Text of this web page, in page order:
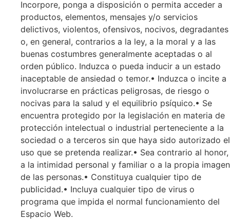
Incorpore, ponga a disposición o permita acceder a
productos, elementos, mensajes y/o servicios
delictivos, violentos, ofensivos, nocivos, degradantes
o, en general, contrarios a la ley, a la moral y a las
buenas costumbres generalmente aceptadas o al
orden público. Induzca o pueda inducir a un estado
inaceptable de ansiedad o temor.• Induzca o incite a
involucrarse en prácticas peligrosas, de riesgo o
nocivas para la salud y el equilibrio psíquico.• Se
encuentra protegido por la legislación en materia de
protección intelectual o industrial perteneciente a la
sociedad o a terceros sin que haya sido autorizado el
uso que se pretenda realizar.• Sea contrario al honor,
a la intimidad personal y familiar o a la propia imagen
de las personas.• Constituya cualquier tipo de
publicidad.• Incluya cualquier tipo de virus o
programa que impida el normal funcionamiento del
Espacio Web.